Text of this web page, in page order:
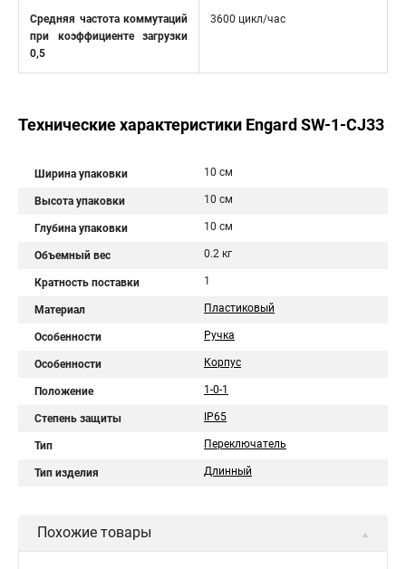
Средняя частота коммутаций
при коэффициенте загрузки
0,5
3600 цикл/час
Технические характеристики Engard SW-1-CJ33
Ширина упаковки 10 см
Высота упаковки 10 см
Глубина упаковки 10 см
Объемный вес 0.2 кг
Кратность поставки 1
Материал Пластиковый
Особенности Ручка
Особенности Корпус
Положение 1-0-1
Степень защиты IP65
Тип Переключатель
Тип изделия Длинный
Похожие товары